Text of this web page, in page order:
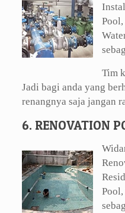
Tim
Jadi bagi anda yang
renangnya saja jangan
6. RENOVATION